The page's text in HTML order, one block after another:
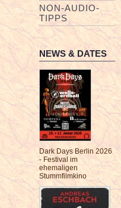
NON-AUDIO-
TIPPS
NEWS & DATES
Dark Days Berlin 2026
- Festival im
ehemaligen
Stummfilmkino